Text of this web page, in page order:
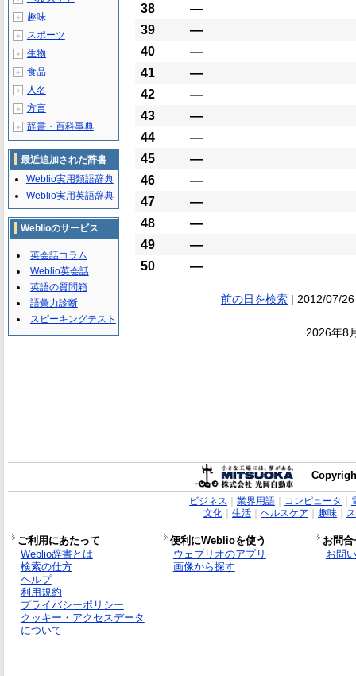
38
―
39
―
40
―
41
―
42
―
43
―
44
―
45
―
46
―
47
―
48
―
49
―
50
―
前の日を検索| 2012/07/
2026年8
＋ 趣味
＋ スポーツ
＋ 生物
＋ 食品
＋ 人名
＋ 方言
＋ 辞書・百科事典
最近追加された辞書
Weblio実用類語辞典
Weblio実用英語辞典
Weblioのサービス
英会話コラム
Weblio英会話
英語の質問箱
語彙力診断
スピーキングテスト
ビジネス 業界用語｜ コンピュータ
文化｜ 生活｜ ヘルスケア 趣味｜
ご利用にあたって 便利にWeblioを使う
お問
Weblio辞書とは
検索の仕方
ヘルプ
利用規約
プライバシーポリシー
クッキー・アクセスデータ
について
ウェブリオのアプリ
画像から探す
お問